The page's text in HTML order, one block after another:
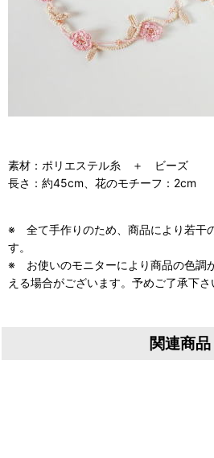
素材：ポリエステル糸 ＋ ビーズ
長さ：約45cm、花のモチーフ：2cm
※ 全て手作りのため、商品により若干
す。
※ お使いのモニターにより商品の色調
える場合がございます。予めご了承下さ
関連商品